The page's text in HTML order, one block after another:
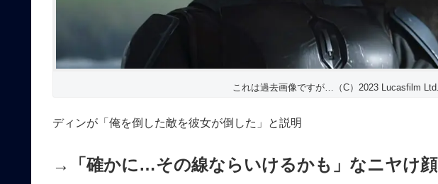
これは過去画像ですが…（C）2023 Lucasfilm Ltd.
ディンが「俺を倒した敵を彼女が倒した」と説明
→「確かに…その線ならいけるかも」なニヤけ顔